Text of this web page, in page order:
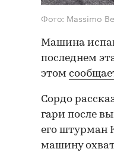
Фото: Massimo
Машина
последнем
этом
Сордо
гари после
его штурман
машину